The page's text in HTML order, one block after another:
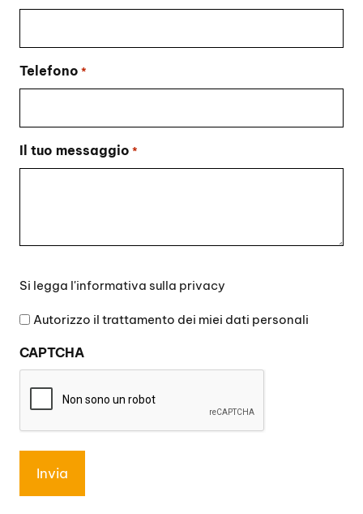
Telefono *
Il tuo messaggio *
legga
l'informativa
privacy
Si legga l'informativa sulla privacy
Autorizzo il trattamento dei miei dati personali
CAPTCHA